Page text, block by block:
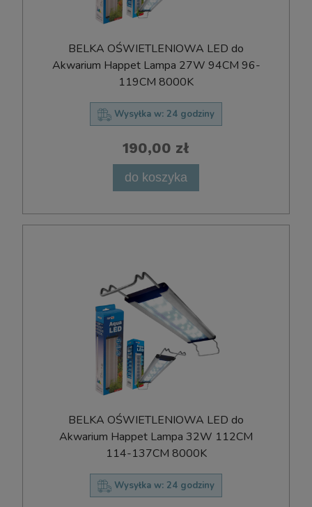
BELKA OŚWIETLENIOWA LED do
Akwarium Happet Lampa 27W 94CM 96-
119CM 8000K
Wysyłka w: 24 godziny
190,00 zł
do koszyka
BELKA OŚWIETLENIOWA LED do
Akwarium Happet Lampa 32W 112CM
114-137CM 8000K
Wysyłka w: 24 godziny